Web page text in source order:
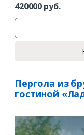
420000 руб.
Пергола из
гостиной